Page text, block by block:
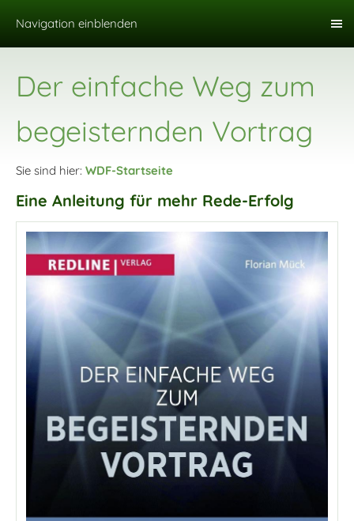
Navigation einblenden
Der einfache Weg zum
begeisternden Vortrag
Sie sind hier: WDF-Startseite
Eine Anleitung für mehr Rede-Erfolg